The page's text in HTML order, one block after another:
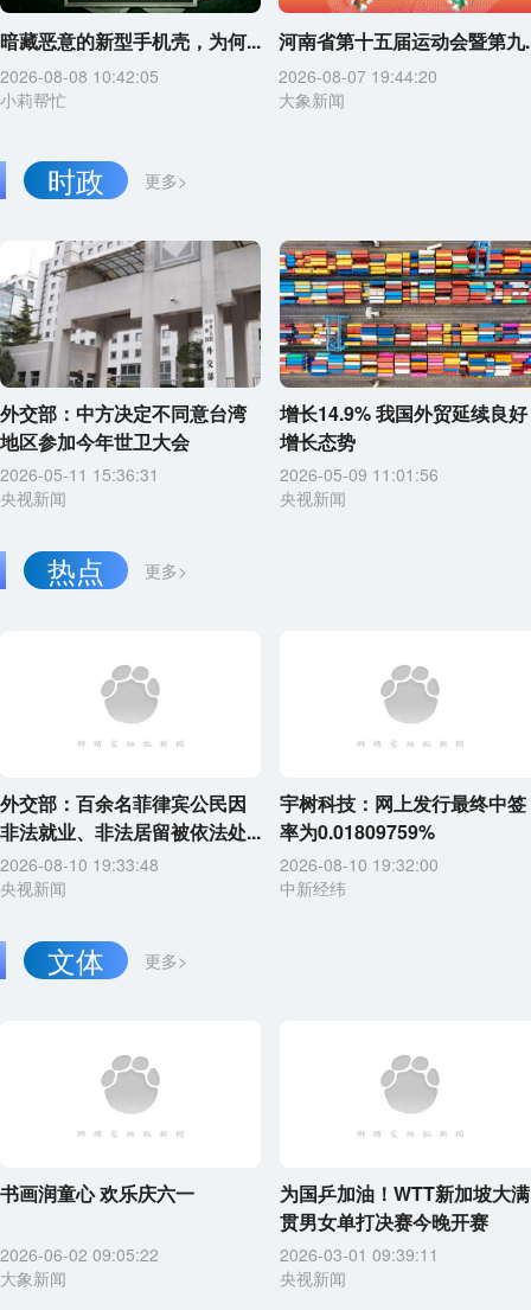
暗藏恶意的新型手机壳，为何...
2026-08-08 10:42:05
小莉帮忙
河南省第十五届运动会暨第九
2026-08-07 19:44:20
大象新闻
更多>
时政
外交部：中方决定不同意台湾
地区参加今年世卫大会
2026-05-11 15:36:31
央视新闻
增长14.9% 我国外贸延续良好
增长态势
2026-05-09 11:01:56
央视新闻
更多>
热点
外交部：百余名菲律宾公民因
非法就业、非法居留被依法处...
2026-08-10 19:33:48
央视新闻
宇树科技：网上发行最终中签
率为0.01809759%
2026-08-10 19:32:00
中新经纬
更多>
文体
书画润童心 欢乐庆六一
2026-06-02 09:05:22
大象新闻
为国乒加油！WTT新加坡大满
贯男女单打决赛今晚开赛
2026-03-01 09:39:11
央视新闻